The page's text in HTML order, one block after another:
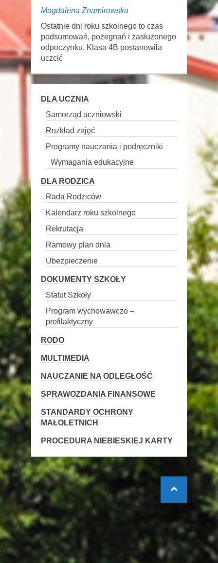
Magdalena Znamirowska
Ostatnie dni roku szkolnego to czas
podsumowań, pożegnań i zasłużonego
odpoczynku. Klasa 4B postanowiła
uczcić
DLA UCZNIA
Samorząd uczniowski
Rozkład zajęć
Programy nauczania i podręczniki
Wymagania edukacyjne
DLA RODZICA
Rada Rodziców
Kalendarz roku szkolnego
Rekrutacja
Ramowy plan dnia
Ubezpieczenie
DOKUMENTY SZKOŁY
Statut Szkoły
Program wychowawczo –
profilaktyczny
RODO
MULTIMEDIA
NAUCZANIE NA ODLEGŁOŚĆ
SPRAWOZDANIA FINANSOWE
STANDARDY OCHRONY
MAŁOLETNICH
PROCEDURA NIEBIESKIEJ KARTY